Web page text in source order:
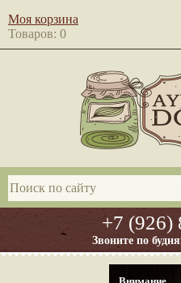
+7 (926)
Звоните по
Моя корзина
Товаров: 0